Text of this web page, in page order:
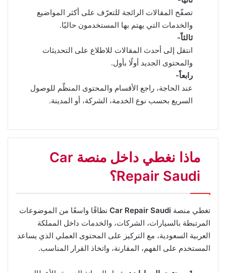
تصفّح المقالات الرائجة للتعرّف على أكثر المواضيع
والخدمات التي يهتم بها المستخدمون حاليًا.
ثالثاً-
انتقل إلى أحدث المقالات للاطلاع على التحديثات
والمحتوى الجديد أولًا بأول.
رابعاً-
عند الحاجة، راجع الأقسام والمحتوى المنظّم للوصول
السريع بحسب نوع الخدمة، الشركة، أو المدينة.
ماذا نغطي داخل منصة Car
Repair Saudi؟
تغطي منصة Car Repair Saudi نطاقًا واسعًا من الموضوعات
المرتبطة بالسيارات، الشركات، والخدمات داخل المملكة
العربية السعودية، مع التركيز على المحتوى العملي الذي يساعد
المستخدم على الفهم، المقارنة، واتخاذ القرار المناسب.